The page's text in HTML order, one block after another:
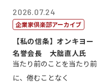
2026.07.24
企業家倶楽部アーカイブ
【私の信条】オンキヨー
名誉会長 大朏直人氏
当たり前のことを当たり前
に、倦むことなく